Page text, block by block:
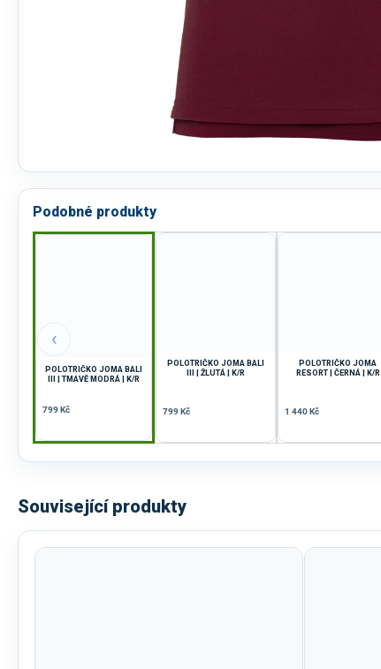
Podobné produkty
‹
POLOTRIČKO JOMA BALI
III | TMAVĚ MODRÁ | K/R
799 Kč
POLOTRIČKO JOMA BALI
III | ŽLUTÁ | K/R
799 Kč
POLOTRIČKO JOMA
RESORT | ČERNÁ | K/R
1 440 Kč
Související produkty